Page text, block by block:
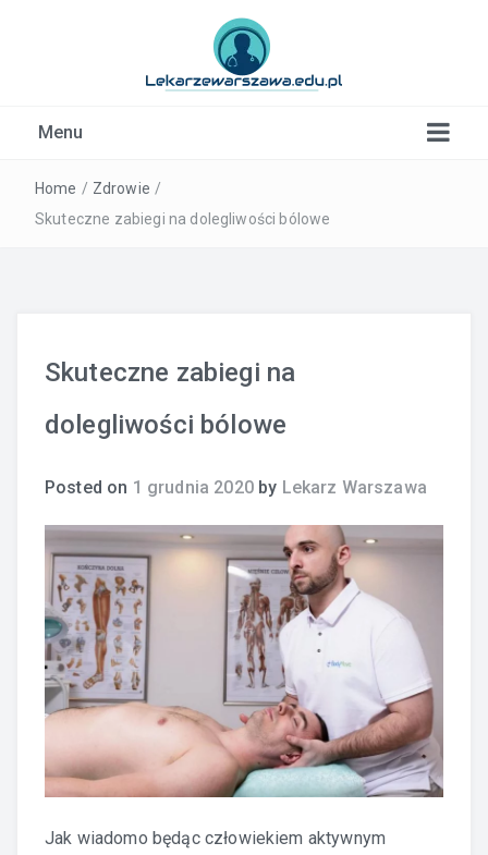
Menu
Home / Zdrowie /
Skuteczne zabiegi na dolegliwości bólowe
Skuteczne zabiegi na
dolegliwości bólowe
Posted on 1 grudnia 2020by Lekarz Warszawa
Jak wiadomo będąc człowiekiem aktywnym